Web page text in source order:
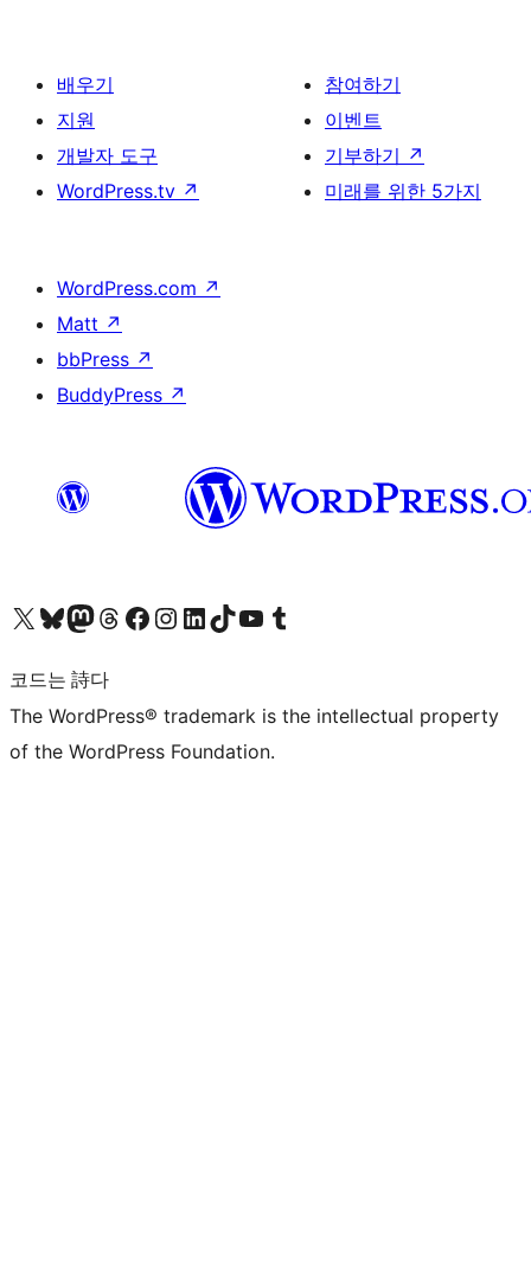
배우기
지원
개발자 도구
WordPress.tv ↗
참여하기
이벤트
기부하기 ↗
미래를 위한 5가지
WordPress.com ↗
Matt ↗
bbPress ↗
BuddyPress ↗
X(이전 트위터) 계정 방문하기블루스카이 계정 방문하기마스토돈 계정 방문하기스레드 계정 방문하기 페이스북 페이지 방문하기인스타그램 계정 방문하기 LinkedIn 계정 방문하기틱톡 계정 방문하기유튜브 채널 방문하기 텀블러 계정 방문하기
코드는 詩다
The WordPress® trademark is the intellectual property
of the WordPress Foundation.